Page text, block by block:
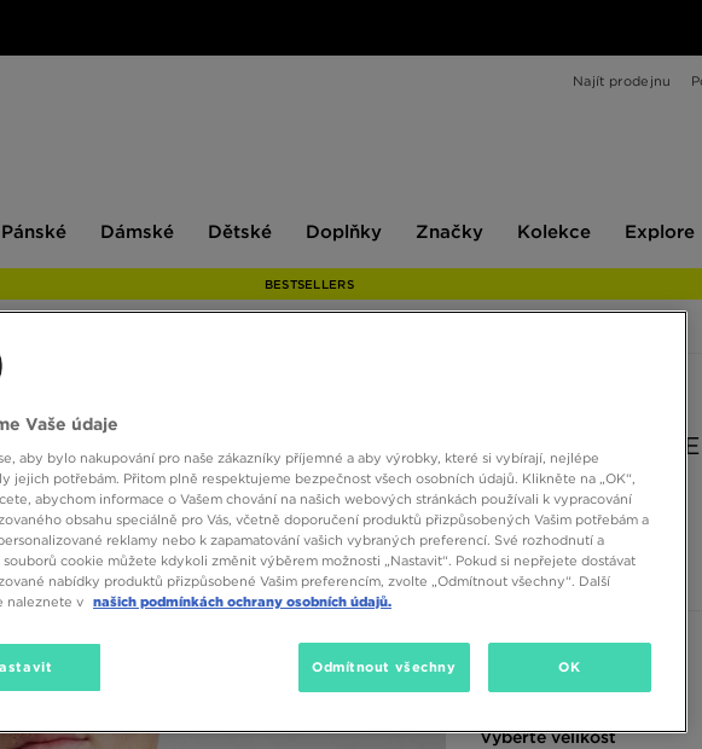
Najít prodejnu
Pánské Dámské Dětské Doplňky Značky Kolekce Explore
BESTSELLERS
THE NORTH
GEO T V.GREY
590 Kč
Dostupné barvy
Vyberte velikost
Vaše údaje
aby bylo nakupování pro naše zákazníky příjemné a aby výrobky, které si vybírají, nejlépe
jejich potřebám. Přitom plně respektujeme bezpečnost všech osobních údajů. Klikněte na „OK“,
abychom informace o Vašem chování na našich webových stránkách používali k vypracování
obsahu speciálně pro Vás, včetně doporučení produktů přizpůsobených Vašim potřebám a
reklamy nebo k zapamatování vašich vybraných preferencí. Své rozhodnutí a
souborů cookie můžete kdykoli změnit výběrem možnosti „Nastavit“. Pokud si nepřejete dostávat
nabídky produktů přizpůsobené Vašim preferencím, zvolte „Odmítnout všechny“. Další
naleznete v našich podmínkách ochrany osobních údajů.
Odmítnout všechny OK